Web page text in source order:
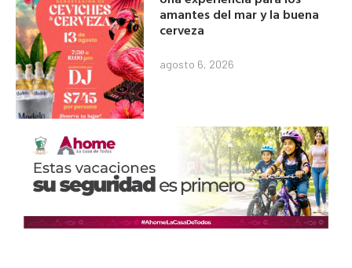
amantes del mar y la buena
cerveza
agosto 6, 2026